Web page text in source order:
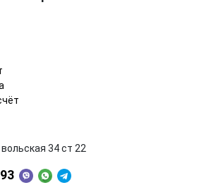
34 ст 22